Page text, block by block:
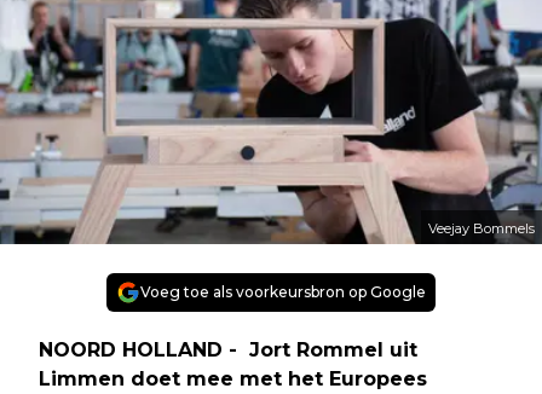
Veejay Bommels
Voeg toe als voorkeursbron op Google
NOORD HOLLAND - Jort Rommel uit
Limmen doet mee met het Europees